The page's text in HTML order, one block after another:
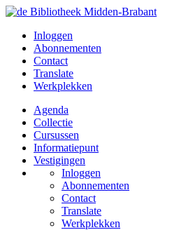
Inloggen
Abonnementen
Contact
Translate
Werkplekken
Agenda
Collectie
Cursussen
Informatiepunt
Vestigingen
Inloggen
Abonnementen
Contact
Translate
Werkplekken